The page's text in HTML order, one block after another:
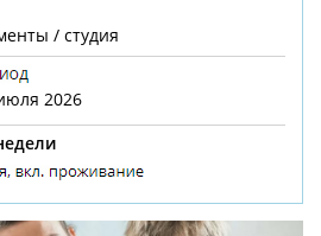
/ студия
2026